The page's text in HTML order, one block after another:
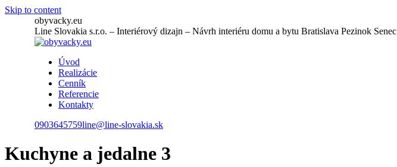
Skip to content
obyvacky.eu
Line Slovakia s.r.o. – Interiérový dizajn – Návrh interiéru domu a bytu Bratislava Pezinok Senec
Úvod
Realizácie
Cenník
Referencie
Kontakty
0903645759line@line-slovakia.sk
Kuchyne a jedalne 3